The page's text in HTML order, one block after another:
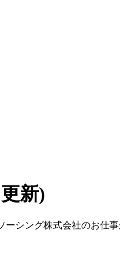
新)
シング株式会社のお仕